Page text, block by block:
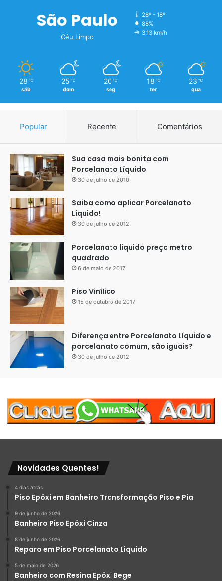
São Paulo
Céu Limpo
28º - 18º
88%
3.13 km/h
28 ℃
sáb
25 ℃
dom
20 ℃
seg
18 ℃
ter
23 ℃
qua
Popular Recente Comentários
Sua casa mais bonita com
Porcelanato Líquido
30 de julho de 2010
Saiba como aplicar Porcelanato
Líquido!
30 de julho de 2012
Porcelanato liquido preço metro
quadrado
6 de maio de 2017
Piso Vinílico
15 de outubro de 2017
Diferença entre Porcelanato Líquido e
porcelanato comum, são iguais?
30 de julho de 2012
Novidades Quentes!
4 dias atrás
Piso Epóxi em Banheiro Transformação Piso e Pia
9 de junho de 2026
Banheiro Piso Epóxi Cinza
8 de junho de 2026
Reparo em Piso Porcelanato Liquido
5 de maio de 2026
Banheiro com Resina Epóxi Bege